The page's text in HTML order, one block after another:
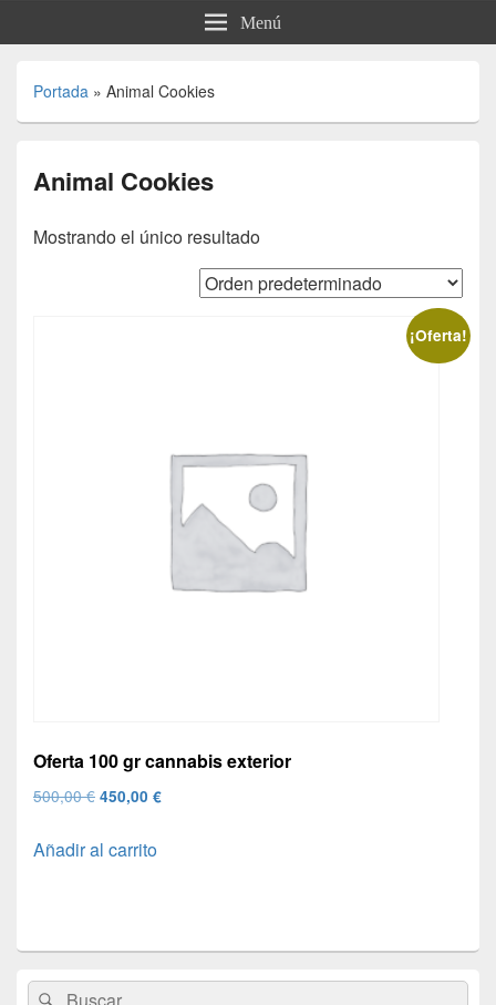
Menú
Portada » Animal Cookies
Animal Cookies
Mostrando el único resultado
¡Oferta!
Oferta 100 gr cannabis exterior
500,00€ El
original
450,00 €El
Añadir al carrito
área
BuscarBuscar